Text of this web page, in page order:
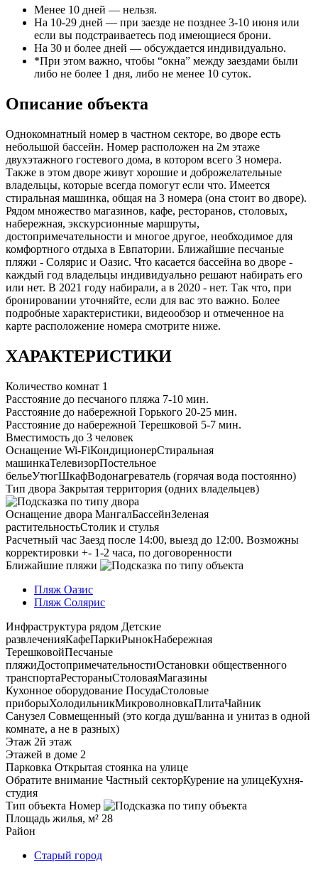
Менее 10 дней — нельзя.
На 10-29 дней — при заезде не позднее 3-10 июня или
если вы подстраиваетесь под имеющиеся брони.
На 30 и более дней — обсуждается индивидуально.
*При этом важно, чтобы “окна” между заездами были
либо не более 1 дня, либо не менее 10 суток.
Описание объекта
Однокомнатный номер в частном секторе, во дворе есть
небольшой бассейн. Номер расположен на 2м этаже
двухэтажного гостевого дома, в котором всего 3 номера.
Также в этом дворе живут хорошие и доброжелательные
владельцы, которые всегда помогут если что. Имеется
стиральная машинка, общая на 3 номера (она стоит во дворе).
Рядом множество магазинов, кафе, ресторанов, столовых,
набережная, экскурсионные маршруты,
достопримечательности и многое другое, необходимое для
комфортного отдыха в Евпатории. Ближайшие песчаные
пляжи - Солярис и Оазис. Что касается бассейна во дворе -
каждый год владельцы индивидуально решают набирать его
или нет. В 2021 году набирали, а в 2020 - нет. Так что, при
бронировании уточняйте, если для вас это важно. Более
подробные характеристики, видеообзор и отмеченное на
карте расположение номера смотрите ниже.
ХАРАКТЕРИСТИКИ
Количество комнат 1
Расстояние до песчаного пляжа 7-10 мин.
Расстояние до набережной Горького 20-25 мин.
Расстояние до набережной Терешковой 5-7 мин.
Вместимость до 3 человек
Оснащение Wi-FiКондиционерСтиральная
машинкаТелевизорПостельное
бельеУтюгШкафВодонагреватель (горячая вода постоянно)
Тип двора Закрытая территория (одних владельцев)
Оснащение двора МангалБассейнЗеленая
растительностьСтолик и стулья
Расчетный час Заезд после 14:00, выезд до 12:00. Возможны
корректировки +- 1-2 часа, по договоренности
Ближайшие пляжи
Пляж Оазис
Пляж Солярис
Инфраструктура рядом Детские
развлеченияКафеПаркиРынокНабережная
ТерешковойПесчаные
пляжиДостопримечательностиОстановки общественного
транспортаРестораныСтоловаяМагазины
Кухонное оборудование ПосудаСтоловые
приборыХолодильникМикроволновкаПлитаЧайник
Санузел Совмещенный (это когда душ/ванна и унитаз в одной
комнате, а не в разных)
Этаж 2й этаж
Этажей в доме 2
Парковка Открытая стоянка на улице
Обратите внимание Частный секторКурение на улицеКухня-
студия
Тип объекта Номер
Площадь жилья, м² 28
Район
Старый город